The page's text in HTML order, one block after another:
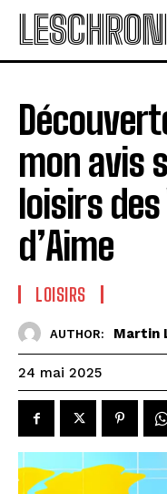
mon avis
loisirs
d’Aime
LOISIRS
AUTHOR: Martin
24 mai 2025